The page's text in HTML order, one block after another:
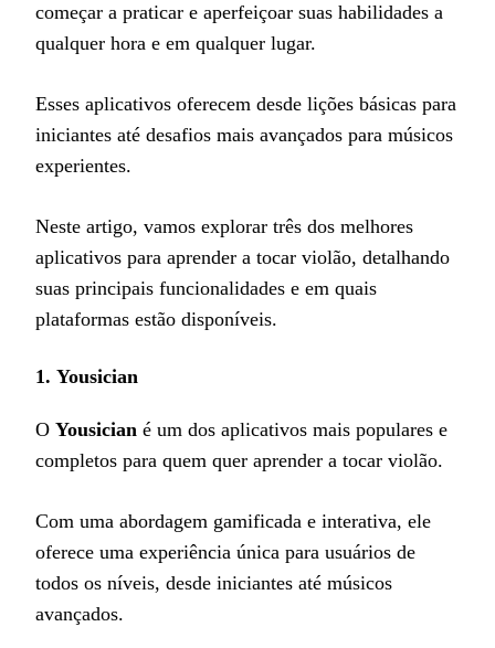
começar a praticar e aperfeiçoar suas habilidades a
qualquer hora e em qualquer lugar.
Esses aplicativos oferecem desde lições básicas para
iniciantes até desafios mais avançados para músicos
experientes.
Neste artigo, vamos explorar três dos melhores
aplicativos para aprender a tocar violão, detalhando
suas principais funcionalidades e em quais
plataformas estão disponíveis.
1. Yousician
O Yousician é um dos aplicativos mais populares e
completos para quem quer aprender a tocar violão.
Com uma abordagem gamificada e interativa, ele
oferece uma experiência única para usuários de
todos os níveis, desde iniciantes até músicos
avançados.